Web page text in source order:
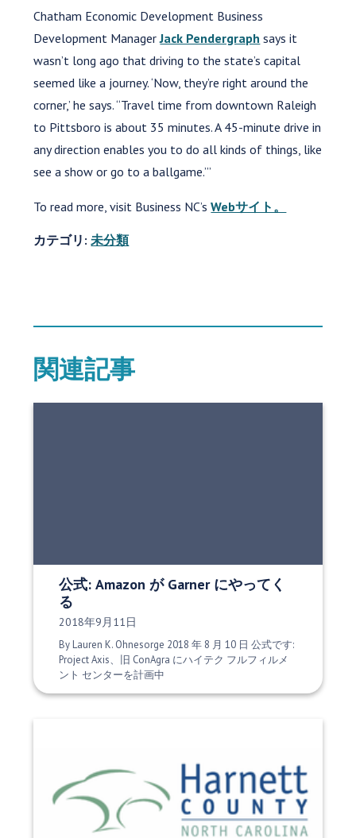
Chatham Economic Development Business
Development ManagerJack Pendergraph says it
wasn’t long ago that driving to the state’s capital
seemed like a journey. ‘Now, they’re right around the
corner,’ he says. “Travel time from downtown Raleigh
to Pittsboro is about 35 minutes. A 45-minute drive in
any direction enables you to do all kinds of things, like
see a show or go to a ballgame.’”
To read more, visit Business NC’sWebサイト。
カテゴリ: 未分類
関連記事
公式: Amazon が Garner にやってく
る
発行日:
2018年9月11日
By Lauren K. Ohnesorge 2018 年 8 月 10 日 公式です:
Project Axis、旧 ConAgra にハイテク フルフィルメ
ント センターを計画中